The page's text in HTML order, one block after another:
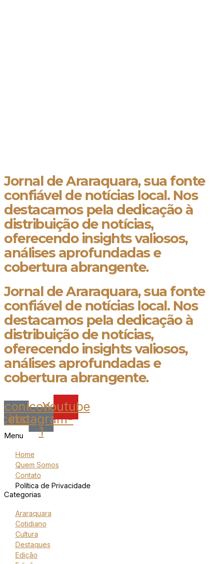
Jornal de Araraquara, sua fonte
confiável de notícias local. Nos
destacamos pela dedicação à
distribuição de notícias,
oferecendo insights valiosos,
análises aprofundadas e
cobertura abrangente.
Jornal de Araraquara, sua fonte
confiável de notícias local. Nos
destacamos pela dedicação à
distribuição de notícias,
oferecendo insights valiosos,
análises aprofundadas e
cobertura abrangente.
Icon-Icon-
instagram-
1
Youtube
Menu
Home
Quem Somos
Contato
Política de Privacidade
Categorias
Araraquara
Cotidiano
Cultura
Destaques
Edição